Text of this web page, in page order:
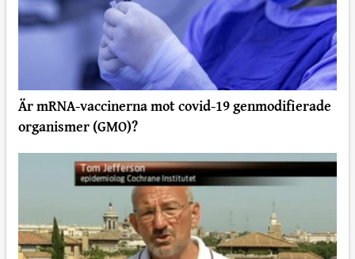
Är mRNA-vaccinerna mot covid-19 genmodifierade
organismer (GMO)?